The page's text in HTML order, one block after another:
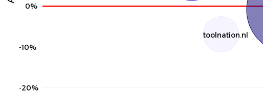
toolnation.nl
-20%
-10%
0%